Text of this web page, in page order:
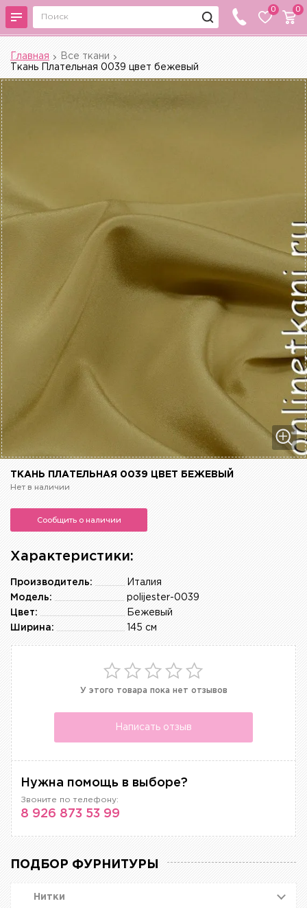
0 0
Главная
Все ткани
Ткань Плательная 0039 цвет бежевый
ТКАНЬ ПЛАТЕЛЬНАЯ 0039 ЦВЕТ БЕЖЕВЫЙ
Нет в наличии
Сообщить о наличии
Характеристики:
Италия
Производитель:
polijester-0039
Модель:
Бежевый
Цвет:
145 см
Ширина:
У этого товара пока нет отзывов
Написать отзыв
Нужна помощь в выборе?
Звоните по телефону:
8 926 873 53 99
ПОДБОР ФУРНИТУРЫ
Нитки